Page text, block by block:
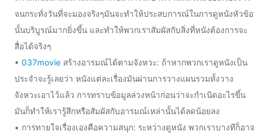
จนกระทั่งวันที่จะมองจริงๆมันจะทำให้ประสบการณ์ในการดูหนังหัวข้อ
นั้นบริบูรณ์มากยิ่งขึ้น และทำให้พวกเราสัมผัสกับสิ่งที่หนังต้องการจะ
สื่อได้จริงๆ
• 037movieสร้างอารมณ์ได้ตามจังหวะ: ถ้าหากพวกเราดูหนังเป็น
ประจำจะรู้เลยว่า หนังแต่ละเรื่องมันผ่านการวางแผนรวมทั้งวาง
จังหวะเอาไว้แล้ว การทราบข้อมูลล่วงหน้าก่อนว่าจะกำเนิดอะไรขึ้น
มันก็ทำให้เรารู้สึกหรือสัมผัสกับอารมณ์เหล่านั้นได้ลดน้อยลง
• การทายใจเรื่องเองคือความสนุก: ระหว่างดูหนัง พวกเราบางทีก็อาจ